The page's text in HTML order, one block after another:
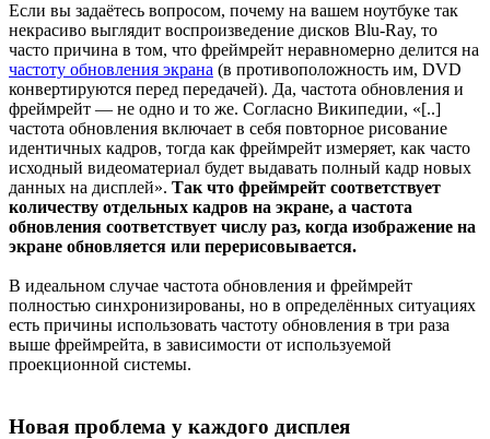
Если вы задаётесь вопросом, почему на вашем ноутбуке так
некрасиво выглядит воспроизведение дисков Blu-Ray, то
часто причина в том, что фреймрейт неравномерно делится на
частоту обновления экрана (в противоположность им, DVD
конвертируются перед передачей). Да, частота обновления и
фреймрейт — не одно и то же. Согласно Википедии, «[..]
частота обновления включает в себя повторное рисование
идентичных кадров, тогда как фреймрейт измеряет, как часто
исходный видеоматериал будет выдавать полный кадр новых
данных на дисплей». Так что фреймрейт соответствует
количеству отдельных кадров на экране, а частота
обновления соответствует числу раз, когда изображение на
экране обновляется или перерисовывается.
В идеальном случае частота обновления и фреймрейт
полностью синхронизированы, но в определённых ситуациях
есть причины использовать частоту обновления в три раза
выше фреймрейта, в зависимости от используемой
проекционной системы.
Новая проблема у каждого дисплея